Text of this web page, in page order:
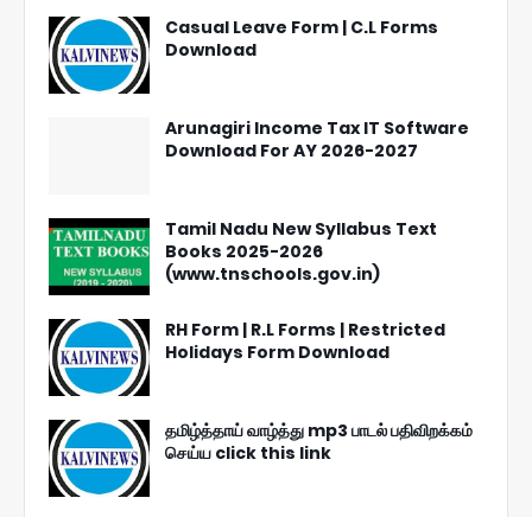
Casual Leave Form | C.L Forms
Download
Arunagiri Income Tax IT Software
Download For AY 2026-2027
Tamil Nadu New Syllabus Text
Books 2025-2026
(www.tnschools.gov.in)
RH Form | R.L Forms | Restricted
Holidays Form Download
தமிழ்த்தாய் வாழ்த்து mp3 பாடல் பதிவிறக்கம்
செய்ய click this link